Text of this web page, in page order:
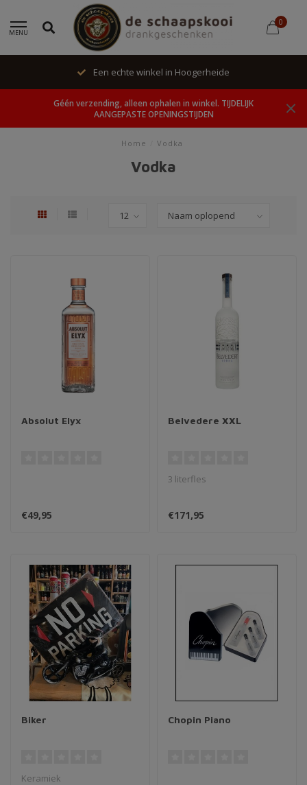
MENU
0
Een echte winkel in Hoogerheide
Géén verzending, alleen ophalen in winkel. TIJDELIJK
AANGEPASTE OPENINGSTIJDEN
Home Vodka
Vodka
Absolut Elyx
€49,95
Belvedere XXL
3 literfles
€171,95
Biker
Keramiek
Chopin Piano